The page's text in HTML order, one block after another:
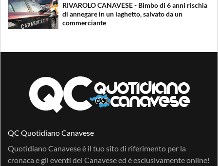
RIVAROLO CANAVESE - Bimbo di 6 anni rischia
di annegare in un laghetto, salvato da un
commerciante
QC Quotidiano Canavese
Quotidiano Canavese è il tuo sito di riferimento per la
cronaca e gli eventi del Canavese ed è esclusivamente online!